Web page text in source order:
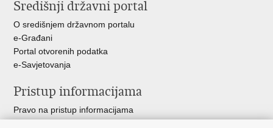
Facebooku
Središnji državni portal
O središnjem državnom portalu
e-Građani
Portal otvorenih podatka
e-Savjetovanja
Pristup informacijama
Pravo na pristup informacijama